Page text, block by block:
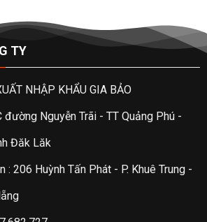
TY
NHẬP KHẨU GIA BẢO
Nguyễn Trãi - TT Quảng Phú -
Đăk Lăk
206 Huỳnh Tấn Phát - P. Khuê Trung -